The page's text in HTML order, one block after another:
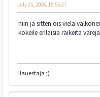
July 25, 2006, 15:55:27
niin ja sitten ois vielä
kokeile erilaisia räikeitä
Hauestaja ;)